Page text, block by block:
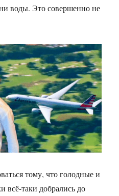
воды. Это совершенно не
тому, что голодные и
всё-таки добрались до